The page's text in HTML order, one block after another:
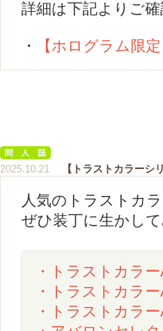
詳細は下記よりご
・ 【ホログラム限
2025.10.21 【トラストカラーシ
人気のトラストカ
ぜひ装丁に生かし
・トラストカラ
・トラストカラ
・トラストカラ